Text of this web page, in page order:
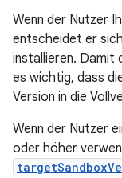
Wenn der Nutzer
entscheidet er
installieren. Damit
es wichtig, dass
Version in die
Wenn der Nutzer
oder höher